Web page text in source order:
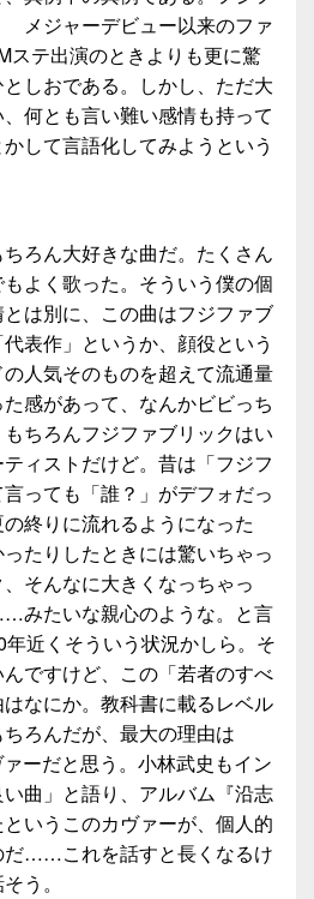
メジャーデビュー以来のファ
ステ出演のときよりも更に驚
しおである。しかし、ただ大
何とも言い難い感情も持って
して言語化してみようという
ちろん大好きな曲だ。たくさん
よく歌った。そういう僕の個
は別に、この曲はフジファブ
表作」というか、顔役という
人気そのものを超えて流通量
感があって、なんかビビっち
ちろんフジファブリックはい
ィストだけど。昔は「フジフ
っても「誰？」がデフォだっ
終りに流れるようになった
たりしたときには驚いちゃっ
そんなに大きくなっちゃっ
みたいな親心のような。と言
近くそういう状況かしら。そ
ですけど、この「若者のすべ
なにか。教科書に載るレベル
ろんだが、最大の理由は
ーだと思う。小林武史もイン
曲」と語り、アルバム『沿志
いうこのカヴァーが、個人的
だ……これを話すと長くなるけ
う。